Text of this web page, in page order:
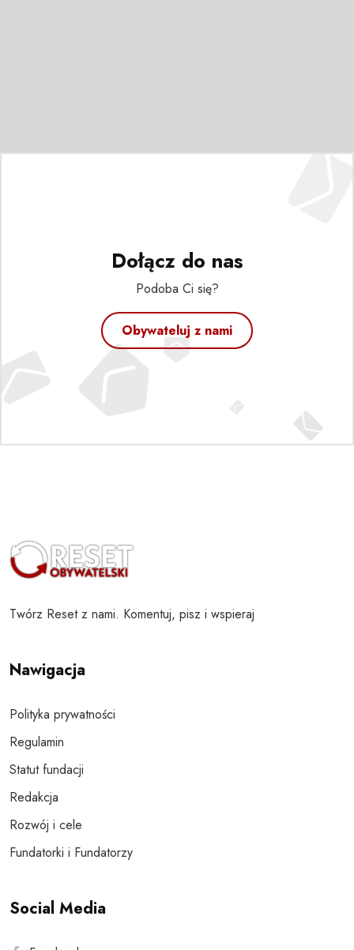
Dołącz do nas
Podoba Ci się?
Obywateluj z nami
Twórz Reset z nami. Komentuj, pisz i wspieraj
Nawigacja
Polityka prywatności
Regulamin
Statut fundacji
Redakcja
Rozwój i cele
Fundatorki i Fundatorzy
Social Media